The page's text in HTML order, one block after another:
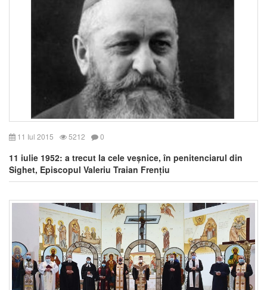
11 Iul 2015 5212 0
11 iulie 1952: a trecut la cele veșnice, în penitenciarul din
Sighet, Episcopul Valeriu Traian Frențiu